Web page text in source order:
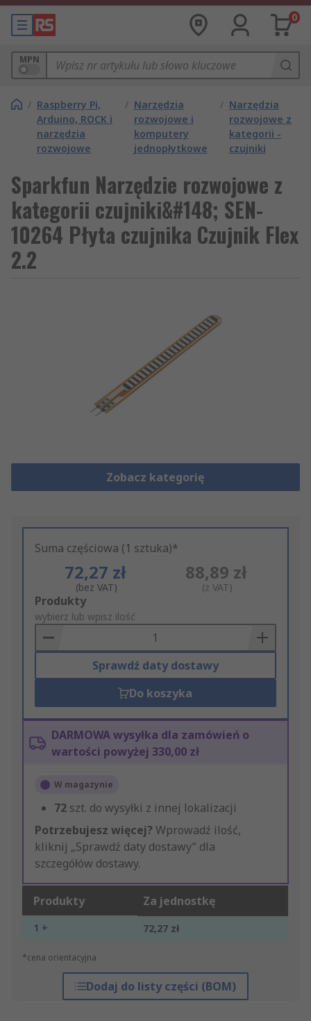
0
MPN
/ Raspberry Pi,
Arduino, ROCK i
narzędzia
rozwojowe
/ Narzędzia
rozwojowe i
komputery
jednopłytkowe
/ Narzędzia
rozwojowe z
kategorii -
czujniki
Sparkfun Narzędzie rozwojowe z
kategorii czujniki&#148; SEN-
10264 Płyta czujnika Czujnik Flex
2.2
Zobacz kategorię
Suma częściowa (1 sztuka)*
72,27 zł
(bez VAT)
88,89 zł
(z VAT)
Add
to
Basket
Produkty
wybierz lub wpisz ilość
Sprawdź daty dostawy
Do koszyka
DARMOWA wysyłka dla zamówień o
wartości powyżej 330,00 zł
W magazynie
72 szt. do wysyłki z innej lokalizacji
Potrzebujesz więcej? Wprowadź ilość,
kliknij „Sprawdź daty dostawy” dla
szczegółów dostawy.
Produkty Za jednostkę
1 + 72,27 zł
*cena orientacyjna
Dodaj do listy części (BOM)